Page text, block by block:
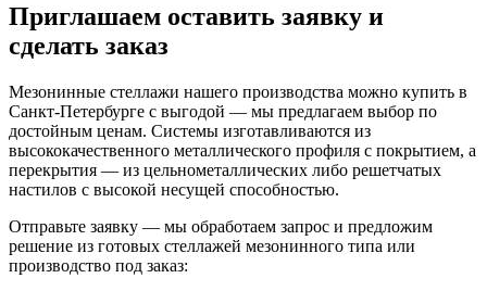
Приглашаем оставить заявку и
сделать заказ
Мезонинные стеллажи нашего производства можно купить в
Санкт-Петербурге с выгодой — мы предлагаем выбор по
достойным ценам. Системы изготавливаются из
высококачественного металлического профиля с покрытием, а
перекрытия — из цельнометаллических либо решетчатых
настилов с высокой несущей способностью.
Отправьте заявку — мы обработаем запрос и предложим
решение из готовых стеллажей мезонинного типа или
производство под заказ: